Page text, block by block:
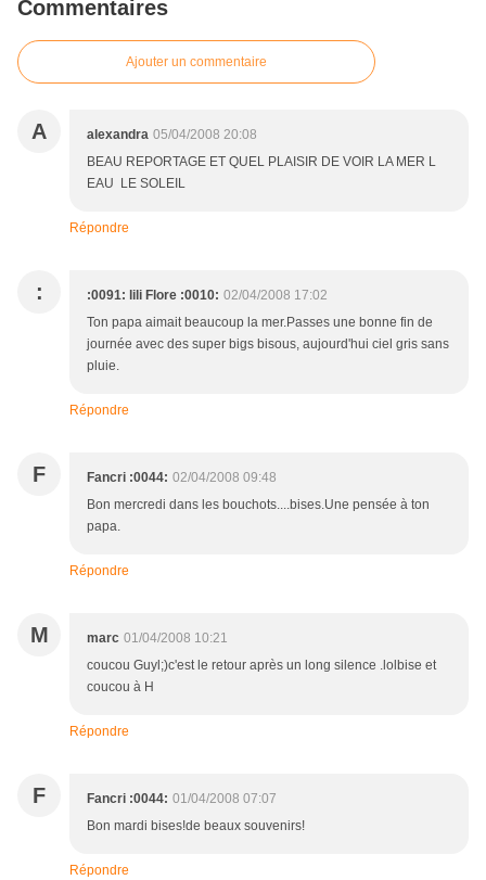
Commentaires
Ajouter un commentaire
A alexandra 05/04/2008 20:08
BEAU REPORTAGE ET QUEL PLAISIR DE VOIR LA MER L
EAU LE SOLEIL
Répondre
: :0091: lili Flore :0010: 02/04/2008 17:02
Ton papa aimait beaucoup la mer.Passes une bonne fin de
journée avec des super bigs bisous, aujourd'hui ciel gris sans
pluie.
Répondre
F Fancri :0044: 02/04/2008 09:48
Bon mercredi dans les bouchots....bises.Une pensée à ton
papa.
Répondre
M marc 01/04/2008 10:21
coucou Guyl;)c'est le retour après un long silence .lolbise et
coucou à H
Répondre
F Fancri :0044: 01/04/2008 07:07
Bon mardi bises!de beaux souvenirs!
Répondre